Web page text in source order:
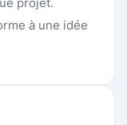
à une idée